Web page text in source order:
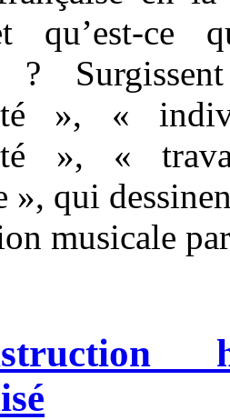
qu’est-ce
?
», «
», «
», qui
musicale